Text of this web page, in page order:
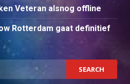
Veteran alsnog offline
Rotterdam gaat definitief